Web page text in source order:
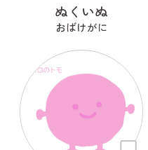
ぬくいぬ
おばけがに